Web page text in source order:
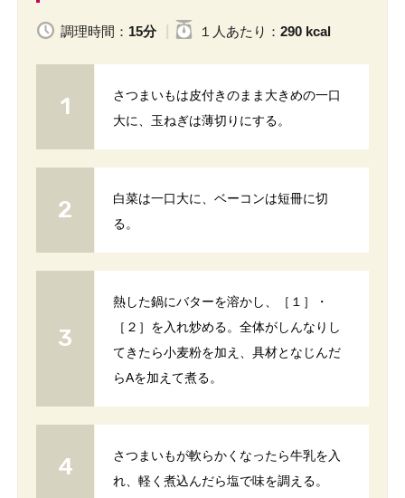
調理時間： 15分 １人 あたり ： 290 kcal
さつまいもは皮付きのまま大きめの一口
大に、玉ねぎは薄切りにする。
白菜は一口大に、ベーコンは短冊に切
る。
熱した鍋にバターを溶かし、［１］・
［２］を入れ炒める。全体がしんなりし
てきたら小麦粉を加え、具材となじんだ
らAを加えて煮る。
さつまいもが軟らかくなったら牛乳を入
れ、軽く煮込んだら塩で味を調える。